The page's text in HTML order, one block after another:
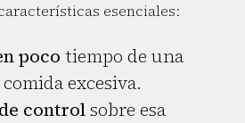
esenciales:
poco tiempo de una
excesiva.
controlsobre esa